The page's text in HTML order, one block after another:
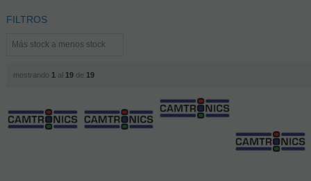
FILTROS
mostrando 1 al 19de 19